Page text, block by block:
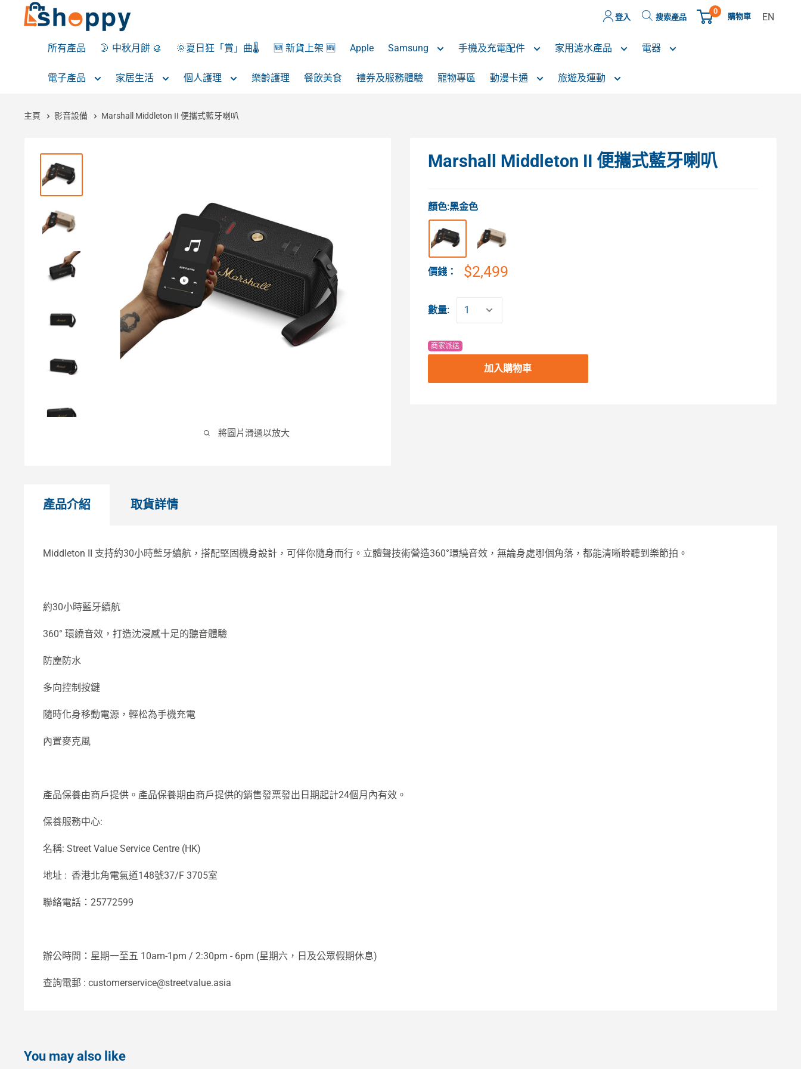
登入 搜索產品
0
購物車 EN
所有產品 🌛 中秋月餅 🥮 🌞夏日狂「賞」曲🌡️ 🆕 新貨上架 🆕 Apple Samsung 手機及充電配件 家用濾水產品 電器
電子產品 家居生活 個人護理 樂齡護理 餐飲美食 禮券及服務體驗 寵物專區 動漫卡通 旅遊及運動
主頁 影音設備 Marshall Middleton II 便攜式藍牙喇叭
將圖片滑過以放大
Marshall Middleton II 便攜式藍牙喇叭
顏色:黑金色
價錢： $2,499
數量:
商家派送
加入購物車
產品介紹
Middleton II 支持約30小時藍牙續航，搭配堅固機身設計，可伴你隨身而行。立體聲技術營造360°環繞音效，無論身處哪個角落，都能清晰聆聽到樂節拍。
約30小時藍牙續航
360° 環繞音效，打造沈浸感十足的聽音體驗
防塵防水
多向控制按鍵
隨時化身移動電源，輕松為手機充電
內置麥克風
產品保養由商戶提供。產品保養期由商戶提供的銷售發票發出日期起計24個月內有效。
保養服務中心:
名稱: Street Value Service Centre (HK)
地址 : 香港北角電氣道148號37/F 3705室
聯絡電話：25772599
辦公時間：星期一至五 10am-1pm / 2:30pm - 6pm (星期六，日及公眾假期休息)
查詢電郵 : customerservice@streetvalue.asia
取貨詳情
You may also like